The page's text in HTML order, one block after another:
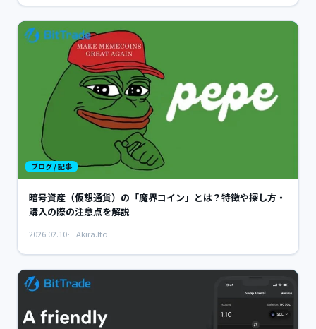
ブログ / 記事
暗号資産（仮想通貨）の「魔界コイン」とは？特徴や探し方・
購入の際の注意点を解説
2026.02.10 Akira.Ito